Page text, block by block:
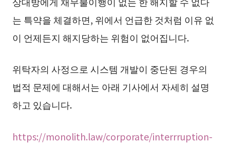
는 특약을 체결하면, 위에서 언급한 것처럼 이유 없
이 언제든지 해지당하는 위험이 없어집니다.
위탁자의 사정으로 시스템 개발이 중단된 경우의
법적 문제에 대해서는 아래 기사에서 자세히 설명
하고 있습니다.
https://monolith.law/corporate/interrruption-